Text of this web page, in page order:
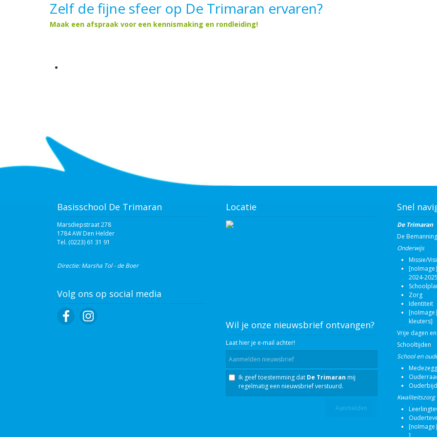
Zelf de fijne sfeer op De Trimaran ervaren?
Maak een afspraak voor een kennismaking en rondleiding!
Basisschool De Trimaran
Marsdiepstraat 278
1784 AW Den Helder
Tel. (0223) 61 31 91‬
Directie: Marsha Tol - de Boer
Volg ons op social media
Locatie
Wil je onze nieuwsbrief ontvangen?
Laat hier je e-mail achter!
Ik geef toestemming dat De Trimaran mij
regelmatig een nieuwsbrief verstuurd.
Snel
De Trimaran
De Bemanning
Onderwijs
Missie/
2024-
Zorg
Identiteit
kleuters]
Vrije dagen
Schooltijden
School en
Kwaliteitszorg
]